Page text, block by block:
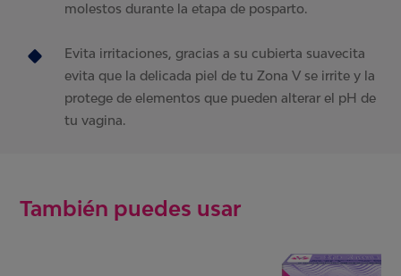
molestos durante la etapa de posparto.
Evita irritaciones, gracias a su cubierta suavecita
evita que la delicada piel de tu Zona V se irrite y la
protege de elementos que pueden alterar el pH de
tu vagina.
También puedes usar